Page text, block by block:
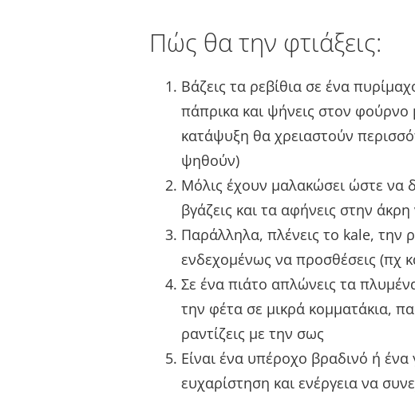
Πώς θα την φτιάξεις:
Βάζεις τα ρεβίθια σε ένα
πάπρικα και ψήνεις στον
κατάψυξη θα χρειαστούν
ψηθούν)
Μόλις έχουν μαλακώσει ώστε να
βγάζεις και τα αφήνεις στην
Παράλληλα, πλένεις το kale, την
ενδεχομένως να προσθέσεις (πχ
Σε ένα πιάτο απλώνεις τα
την φέτα σε μικρά κομματάκια,
ραντίζεις με την σως
Είναι ένα υπέροχο βραδινό ή
ευχαρίστηση και ενέργεια να